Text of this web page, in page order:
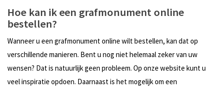
Hoe kan ik een grafmonument online
bestellen?
Wanneer u een grafmonument online wilt bestellen, kan dat op
verschillende manieren. Bent u nog niet helemaal zeker van uw
wensen? Dat is natuurlijk geen probleem. Op onze website kunt u
veel inspiratie opdoen. Daarnaast is het mogelijk om een